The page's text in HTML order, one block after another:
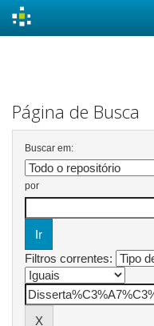
Página de Busca
Buscar em:
por
Filtros correntes: